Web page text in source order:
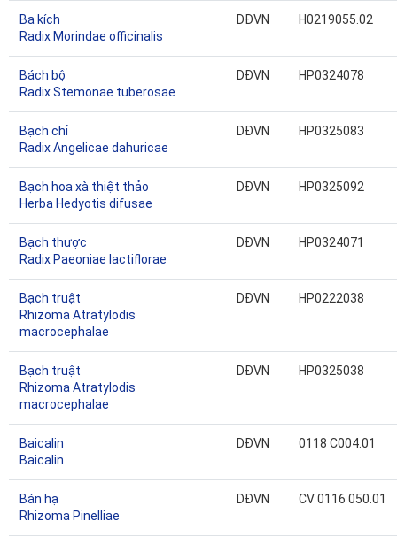
Ba kích
Radix Morindae officinalis
DĐVN H0219055.02
Bách bộ
Radix Stemonae tuberosae
DĐVN HP0324078
Bạch chỉ
Radix Angelicae dahuricae
DĐVN HP0325083
Bạch hoa xà thiệt thảo
Herba Hedyotis difusae
DĐVN HP0325092
Bạch thược
Radix Paeoniae lactiflorae
DĐVN HP0324071
Bạch truật
Rhizoma Atratylodis
macrocephalae
DĐVN HP0222038
Bạch truật
Rhizoma Atratylodis
macrocephalae
DĐVN HP0325038
Baicalin
Baicalin
DĐVN 0118 C004.01
Bán hạ
Rhizoma Pinelliae
DĐVN CV 0116 050.01